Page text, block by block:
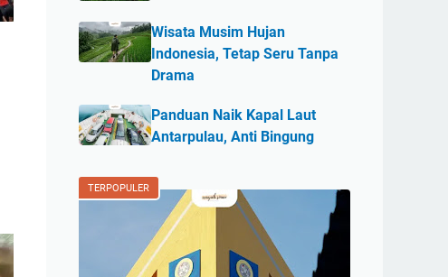
Wisata Musim Hujan
Indonesia, Tetap Seru Tanpa
Drama
Panduan Naik Kapal Laut
Antarpulau, Anti Bingung
TERPOPULER